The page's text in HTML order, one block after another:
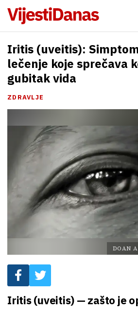
Iritis (uveitis):
lečenje koje sprečava
gubitak vida
ZDRAVLJE
DOAN
Iritis (uveitis) — zašto je